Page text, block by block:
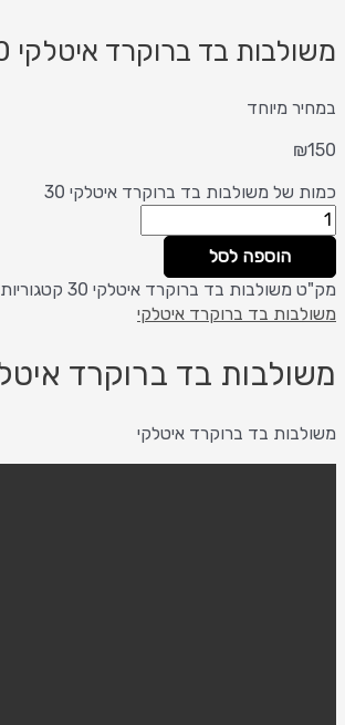
בד ברוקרד איטלקי 30
מיוחד
משולבות בד ברוקרד איטלקי 30
הוספה לסל
משולבות בד ברוקרד איטלקי 30 קטגוריות כללי,
בד ברוקרד איטלקי
בד ברוקרד איטלקי 30
בד ברוקרד איטלקי